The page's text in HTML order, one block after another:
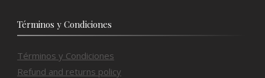
Términos y Condiciones
Términos y Condiciones
Refund and returns policy